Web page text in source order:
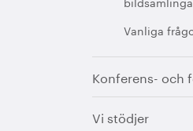
Vanliga
Konferens- och
Vi stödjer